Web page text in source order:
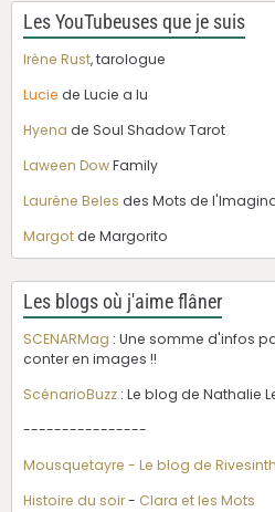
Les YouTubeuses que je suis
Irène Rust, tarologue
Lucie de Lucie a lu
Hyena de Soul Shadow Tarot
Laween DowFamily
Laurène Beles des Mots de
Margotde Margorito
Les blogs où j'aime flâner
SCENARMag : Une somme d'infos
conter en images !!
ScénarioBuzz : Le blog de Nathalie
----------------
Mousquetayre - Le blog de
Histoire du soir- Clara et les Mots